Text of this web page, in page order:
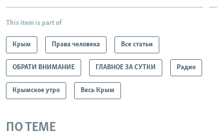
This item is part of
Крым Права человека Все статьи
ОБРАТИ ВНИМАНИЕ ГЛАВНОЕ ЗА СУТКИ Радио
Крымское утро Весь Крым
ПО ТЕМЕ